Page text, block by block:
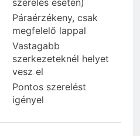
Páraérzékeny, csak
megfelelő lappal
Vastagabb
szerkezeteknél helyet
vesz el
Pontos szerelést
igényel